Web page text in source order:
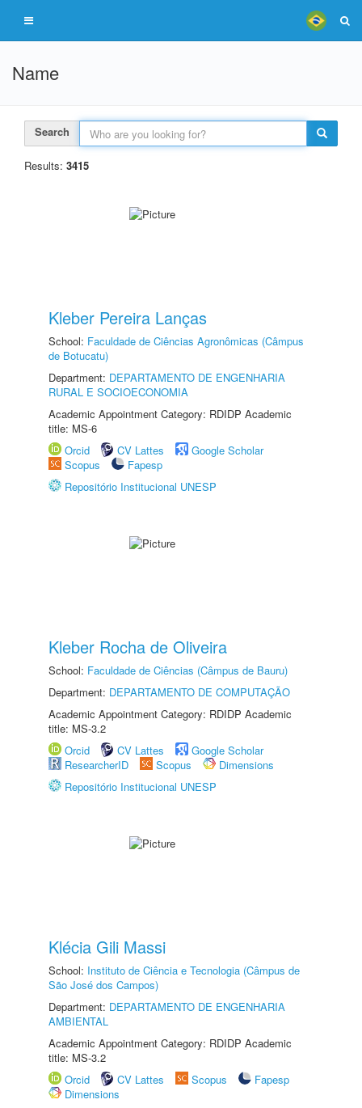
Name
Search
Results: 3415
Kleber Pereira Lanças
School: Faculdade de Ciências Agronômicas (Câmpus
de Botucatu)
Department: DEPARTAMENTO DE ENGENHARIA
RURAL E SOCIOECONOMIA
Academic Appointment Category: RDIDP Academic
title: MS-6
Orcid
CV Lattes
Google Scholar
Scopus
Fapesp
Repositório Institucional UNESP
Kleber Rocha de Oliveira
School: Faculdade de Ciências (Câmpus de Bauru)
Department: DEPARTAMENTO DE COMPUTAÇÃO
Academic Appointment Category: RDIDP Academic
title: MS-3.2
Orcid
CV Lattes
Google Scholar
ResearcherID
Scopus
Dimensions
Repositório Institucional UNESP
Klécia Gili Massi
School: Instituto de Ciência e Tecnologia (Câmpus de
São José dos Campos)
Department: DEPARTAMENTO DE ENGENHARIA
AMBIENTAL
Academic Appointment Category: RDIDP Academic
title: MS-3.2
Orcid
CV Lattes Scopus
Fapesp
Dimensions